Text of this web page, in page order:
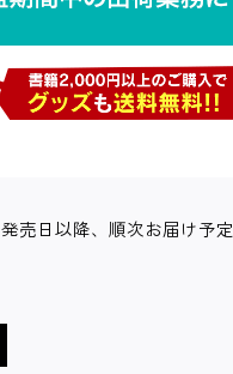
発売日以降、順次お届け予定